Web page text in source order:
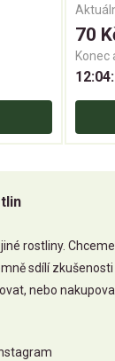
70
Konec
rostliny.
sdílí
nebo